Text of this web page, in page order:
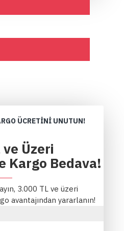
ÜCRETINI UNUTUN!
Üzeri
Kargo Bedava!
3.000 TL ve üzeri
avantajından yararlanın!